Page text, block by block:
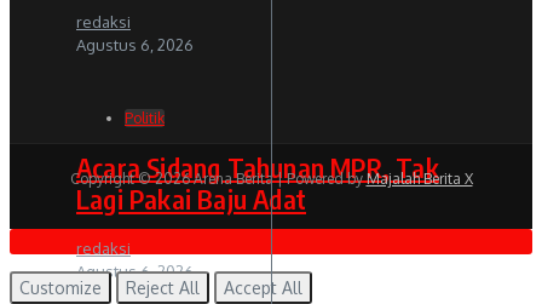
redaksi
Agustus 6, 2026
Politik
Acara Sidang Tahunan MPR, Tak
Lagi Pakai Baju Adat
redaksi
Agustus 6, 2026
Copyright © 2026 Arena Berita | Powered byMajalah Berita X
Customize Reject All
Accept All